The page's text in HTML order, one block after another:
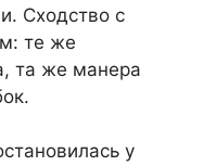
Сходство с
те же
та же манера
у